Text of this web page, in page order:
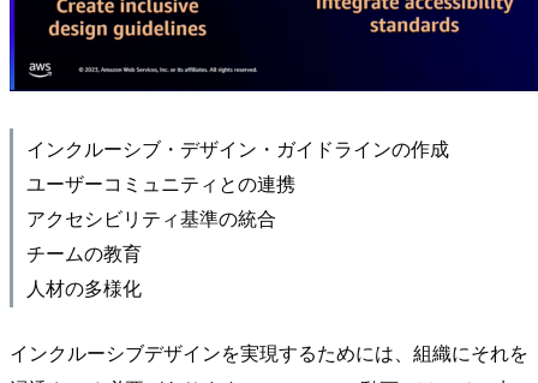
インクルーシブ・デザイン・ガイドラインの作成
ユーザーコミュニティとの連携
アクセシビリティ基準の統合
チームの教育
人材の多様化
インクルーシブデザインを実現するためには、組織にそれを